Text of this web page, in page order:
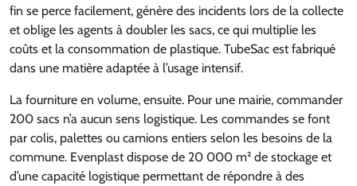
fin se perce facilement, génère des incidents lors de la collecte
et oblige les agents à doubler les sacs, ce qui multiplie les
coûts et la consommation de plastique. TubeSac est fabriqué
dans une matière adaptée à l’usage intensif.
La fourniture en volume, ensuite. Pour une mairie, commander
200 sacs n’a aucun sens logistique. Les commandes se font
par colis, palettes ou camions entiers selon les besoins de la
commune. Evenplast dispose de 20 000 m² de stockage et
d’une capacité logistique permettant de répondre à des